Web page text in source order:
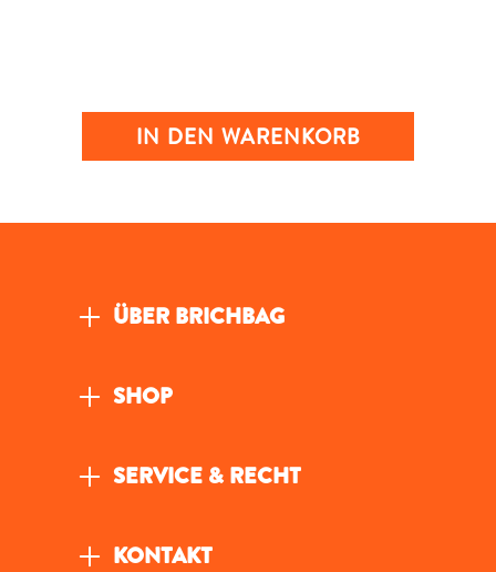
IN DEN WARENKORB
ÜBER BRICHBAG
SHOP
SERVICE & RECHT
KONTAKT